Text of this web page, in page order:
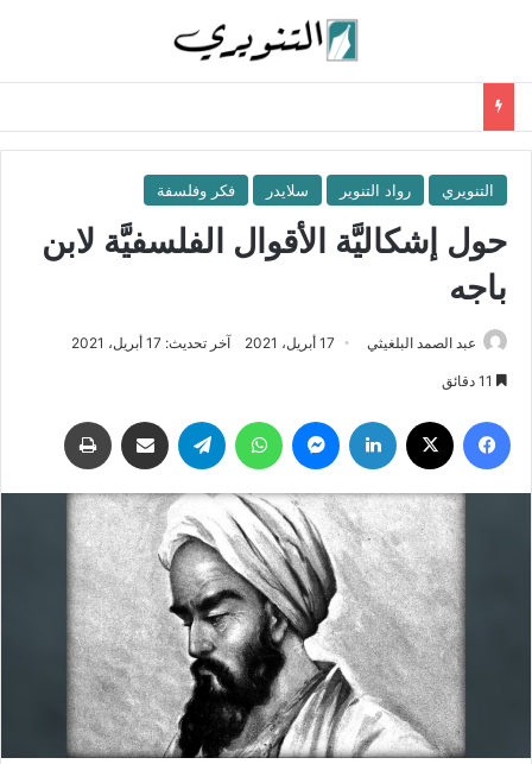
التنويري رواد التنوير سلايدر فكر وفلسفة
حول إشكاليَّة الأقوال الفلسفيَّة لابن
باجه
عبد الصمد البلغيثي 17 أبريل، 2021 آخر تحديث: 17 أبريل، 2021